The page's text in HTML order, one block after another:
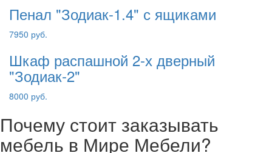
Пенал "Зодиак-1.4" с ящиками
7950 руб.
Шкаф распашной 2-х дверный
"Зодиак-2"
8000 руб.
Почему стоит заказывать
мебель в Мире Мебели?